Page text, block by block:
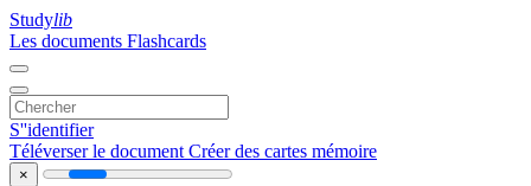
Studylib
Les documents Flashcards
S''identifier
Téléverser le document Créer des cartes mémoire
×